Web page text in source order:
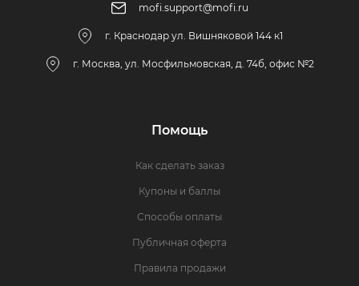
mofi.support@mofi.ru
г. Краснодар ул. Вишняковой 144 к1
г. Москва, ул. Мосфильмовская, д. 74б, офис №2
Помощь
Как сделать заказ
Купоны и баллы
Способы оплаты
Публичная оферта
Правила продажи